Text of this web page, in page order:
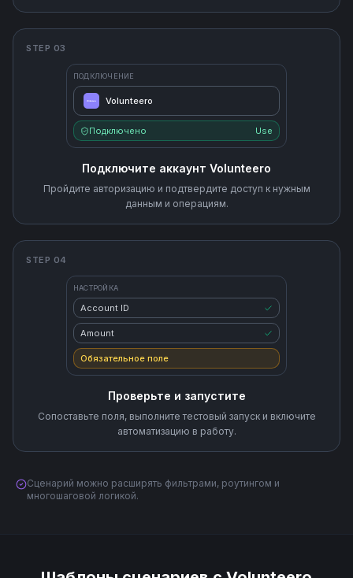
STEP 03
ПОДКЛЮЧЕНИЕ
Volunteero
Подключено Use
Подключите аккаунт Volunteero
Пройдите авторизацию и подтвердите доступ к нужным
данным и операциям.
STEP 04
НАСТРОЙКА
Account ID
Amount
Обязательное поле
Проверьте и запустите
Сопоставьте поля, выполните тестовый запуск и включите
автоматизацию в работу.
Сценарий можно расширять фильтрами, роутингом и
многошаговой логикой.